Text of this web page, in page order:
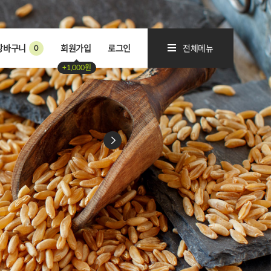
전체메뉴
로그인
회원가입
+1,000원
바구니 0